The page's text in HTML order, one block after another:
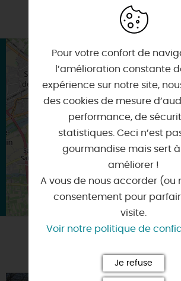
×
Itinéraire vers
Leaflet| Map data ©
POURSUIVRE LA
Pour votre confort de
l’amélioration constante
expérience sur notre site,
des cookies de mesure
performance, de
statistiques. Ceci n’est
gourmandise mais sert à
améliorer !
A vous de nous accorder (ou
consentement pour
visite.
Voir notre politique de
Je refuse